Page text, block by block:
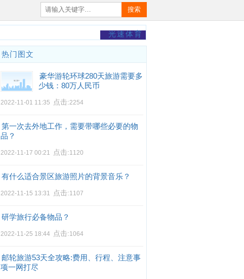
搜索
光速体育
热门图文
豪华游轮环球280天旅游需要多
少钱：80万人民币
2022-11-01 11:35 点击:2254
第一次去外地工作，需要带哪些必要的物
品？
2022-11-17 00:21 点击:1120
有什么适合景区旅游照片的背景音乐？
2022-11-15 13:31 点击:1107
研学旅行必备物品？
2022-11-25 18:44 点击:1064
邮轮旅游53天全攻略:费用、行程、注意事
项一网打尽